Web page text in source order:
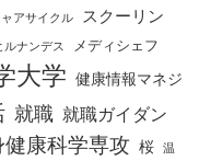
アサイクル
スクーリン
ルナンデス メディシェフ
大学 健康情報マネジ
就職 就職ガイダン
健康科学専攻 桜 温